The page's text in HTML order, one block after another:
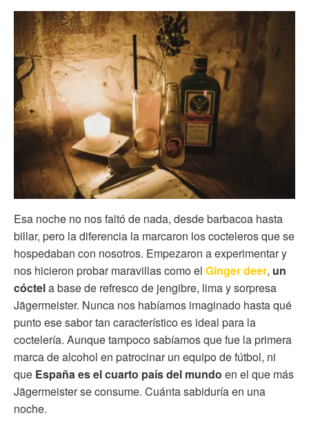
Esa noche no nos faltó de nada, desde barbacoa hasta
billar, pero la diferencia la marcaron los cocteleros que se
hospedaban con nosotros. Empezaron a experimentar y
nos hicieron probar maravillas como el Ginger deer, un
cóctela base de refresco de jengibre, lima y sorpresa
Jägermeister. Nunca nos habíamos imaginado hasta qué
punto ese sabor tan característico es ideal para la
coctelería. Aunque tampoco sabíamos que fue la primera
marca de alcohol en patrocinar un equipo de fútbol, ni
que España es el cuarto país del mundo en el que más
Jägermeister se consume. Cuánta sabiduría en una
noche.